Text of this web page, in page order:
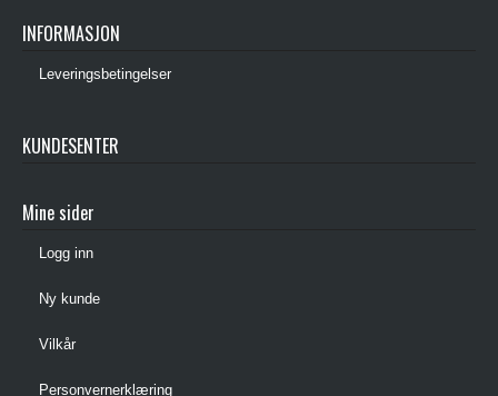
INFORMASJON
Leveringsbetingelser
KUNDESENTER
Mine sider
Logg inn
Ny kunde
Vilkår
Personvernerklæring